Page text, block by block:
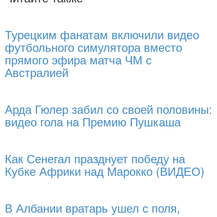
Турецким фанатам включили видео
футбольного симулятора вместо
прямого эфира матча ЧМ с
Австралией
Арда Гюлер забил со своей половины:
видео гола на Премию Пушкаша
Как Сенегал празднует победу на
Кубке Африки над Марокко (ВИДЕО)
В Албании вратарь ушел с поля,